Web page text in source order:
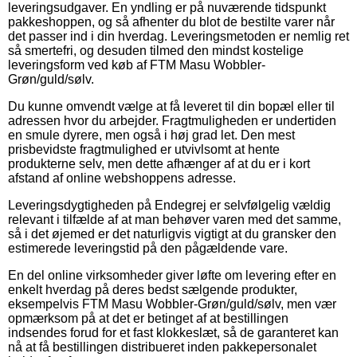
leveringsudgaver. En yndling er på nuværende tidspunkt
pakkeshoppen, og så afhenter du blot de bestilte varer når
det passer ind i din hverdag. Leveringsmetoden er nemlig ret
så smertefri, og desuden tilmed den mindst kostelige
leveringsform ved køb af FTM Masu Wobbler-
Grøn/guld/sølv.
Du kunne omvendt vælge at få leveret til din bopæl eller til
adressen hvor du arbejder. Fragtmuligheden er undertiden
en smule dyrere, men også i høj grad let. Den mest
prisbevidste fragtmulighed er utvivlsomt at hente
produkterne selv, men dette afhænger af at du er i kort
afstand af online webshoppens adresse.
Leveringsdygtigheden på Endegrej er selvfølgelig vældig
relevant i tilfælde af at man behøver varen med det samme,
så i det øjemed er det naturligvis vigtigt at du gransker den
estimerede leveringstid på den pågældende vare.
En del online virksomheder giver løfte om levering efter en
enkelt hverdag på deres bedst sælgende produkter,
eksempelvis FTM Masu Wobbler-Grøn/guld/sølv, men vær
opmærksom på at det er betinget af at bestillingen
indsendes forud for et fast klokkeslæt, så de garanteret kan
nå at få bestillingen distribueret inden pakkepersonalet